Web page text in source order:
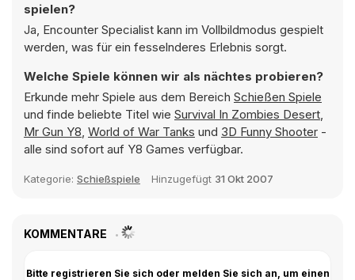
spielen?
Ja, Encounter Specialist kann im Vollbildmodus gespielt
werden, was für ein fesselnderes Erlebnis sorgt.
Welche Spiele können wir als nächtes probieren?
Erkunde mehr Spiele aus dem Bereich Schießen Spiele
und finde beliebte Titel wie Survival In Zombies Desert,
Mr Gun Y8, World of War Tanks und 3D Funny Shooter -
alle sind sofort auf Y8 Games verfügbar.
Kategorie: Schießspiele Hinzugefügt 31 Okt 2007
KOMMENTARE
Bitte registrieren Sie sich oder melden Sie sich an, um einen